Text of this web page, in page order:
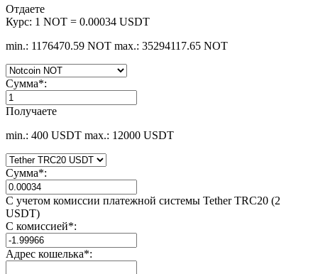
Отдаете
Курс: 1 NOT = 0.00034 USDT
min.: 1176470.59 NOT max.: 35294117.65 NOT
Сумма*:
Получаете
min.: 400 USDT max.: 12000 USDT
Сумма*:
С учетом комиссии платежной системы Tether TRC20 (2
USDT)
С комиссией*:
Адрес кошелька*: